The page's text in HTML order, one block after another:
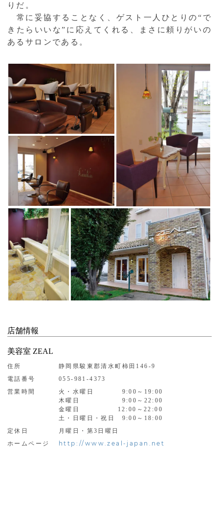
りだ。
常に妥協することなく、ゲスト一人ひとりの“で
きたらいいな”に応えてくれる、まさに頼りがいの
あるサロンである。
店舗情報
美容室 ZEAL
住所
静岡県駿東郡清水町柿田146-9
電話番号
055-981-4373
営業時間
火・水曜日 9:00～19:00
木曜日 9:00～22:00
金曜日 12:00～22:00
土・日曜日・祝日 9:00～18:00
定休日
月曜日・第3日曜日
ホームページ
http://www.zeal-japan.net